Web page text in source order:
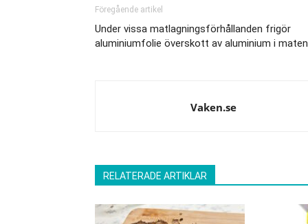
Föregående artikel
Under vissa matlagningsförhållanden frigör
aluminiumfolie överskott av aluminium i maten
Vaken.se
RELATERADE ARTIKLAR